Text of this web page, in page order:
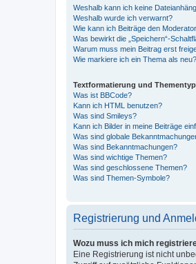
Weshalb kann ich keine
Weshalb wurde ich verwarnt?
Wie kann ich Beiträge den
Was bewirkt die „Speichern“-
Warum muss mein Beitrag erst
Wie markiere ich ein Thema als neu?
Textformatierung und
Was ist BBCode?
Kann ich HTML benutzen?
Was sind Smileys?
Kann ich Bilder in meine Beiträge
Was sind globale
Was sind Bekanntmachungen?
Was sind wichtige Themen?
Was sind geschlossene Themen?
Was sind Themen-Symbole?
Registrierung und
Wozu muss ich mich
Eine Registrierung ist nicht